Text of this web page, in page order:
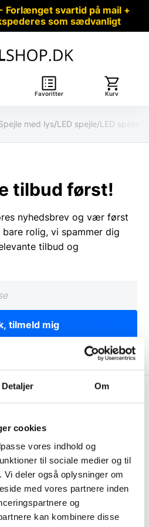
Detaljer Om
cookies
vores indhold og
til sociale medier og til
deler også oplysninger om
med vores partnere inden
og
kan kombinere disse
Forlænget svartid på mail +
som sædvanligt
Favoritter Kurv
med lys/LED spejle/LED spejle
tilbud først!
nyhedsbrev og vær først
rolig, vi spammer dig
tilbud og
tilmeld mig